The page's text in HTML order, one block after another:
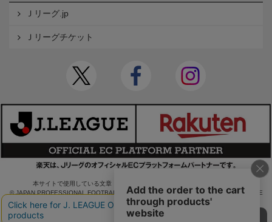
Ｊリーグ.jp
Ｊリーグチケット
本サイトで使用している文章・画像等の無断での複製・転載を禁止します。
© JAPAN PROFESSIONAL FOOTBALL LEAGUE Rakuten Group, Inc. ALL RIGHTS RE
SERVED.